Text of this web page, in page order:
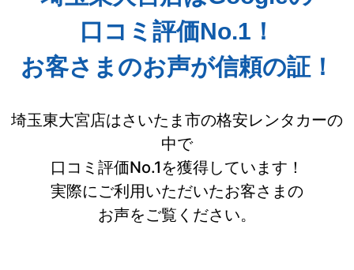
口コミ評価No.1！
お客さまのお声が信頼の証！
埼玉東大宮店はさいたま市の格安レンタカーの
中で
口コミ評価No.1を獲得しています！
実際にご利用いただいたお客さまの
お声をご覧ください。